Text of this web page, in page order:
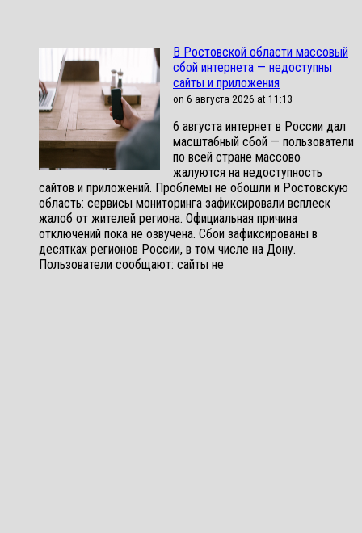
В Ростовской области массовый
сбой интернета — недоступны
сайты и приложения
on 6 августа 2026 at 11:13
6 августа интернет в России дал
масштабный сбой — пользователи
по всей стране массово
жалуются на недоступность
сайтов и приложений. Проблемы не обошли и Ростовскую
область: сервисы мониторинга зафиксировали всплеск
жалоб от жителей региона. Официальная причина
отключений пока не озвучена. Сбои зафиксированы в
десятках регионов России, в том числе на Дону.
Пользователи сообщают: сайты не